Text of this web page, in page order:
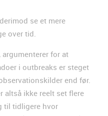
se et mere
over tid.
for at
i outbreaks er steget
end før.
altså ikke reelt set flere
til tidligere hvor